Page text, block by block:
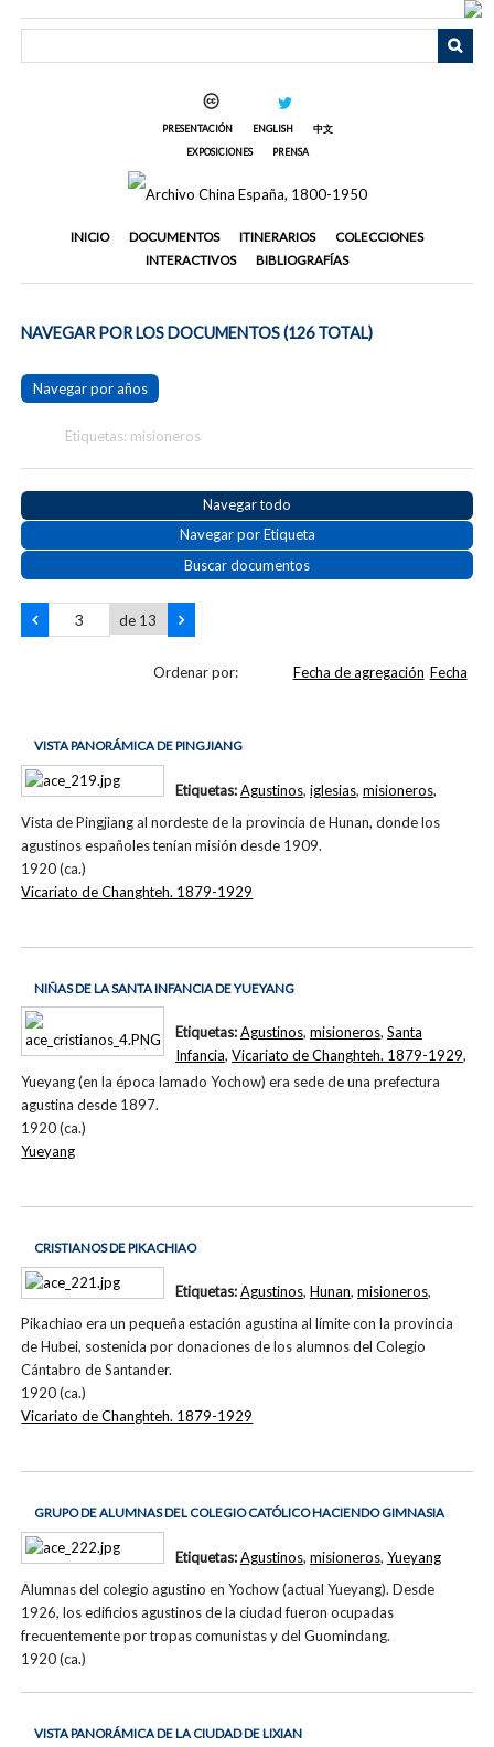
PRESENTACIÓN ENGLISH
中文
EXPOSICIONES
PRENSA
INICIO DOCUMENTOS ITINERARIOS
COLECCIONES
INTERACTIVOS
BIBLIOGRAFÍAS
NAVEGAR POR LOS DOCUMENTOS (126 TOTAL)
Navegar por años
Etiquetas: misioneros
Navegar todo
Navegar por Etiqueta
Buscar documentos
de 13
Ordenar por: Fecha de agregación Fecha
VISTA PANORÁMICA DE PINGJIANG
Vista de Pingjiang al nordeste de la provincia de Hunan, donde los
agustinos españoles tenían misión desde 1909.
1920 (ca.)
Etiquetas:Agustinos, iglesias, misioneros,
Vicariato de Changhteh. 1879-1929
NIÑAS DE LA SANTA INFANCIA DE YUEYANG
Yueyang (en la época lamado Yochow) era sede de una prefectura
agustina desde 1897.
1920 (ca.)
Etiquetas:Agustinos, misioneros, Santa
Infancia, Vicariato de Changhteh. 1879-1929,
Yueyang
CRISTIANOS DE PIKACHIAO
Pikachiao era un pequeña estación agustina al límite con la provincia
de Hubei, sostenida por donaciones de los alumnos del Colegio
Cántabro de Santander.
1920 (ca.)
Etiquetas:Agustinos, Hunan, misioneros,
Vicariato de Changhteh. 1879-1929
GRUPO DE ALUMNAS DEL COLEGIO CATÓLICO HACIENDO GIMNASIA
Alumnas del colegio agustino en Yochow (actual Yueyang). Desde
1926, los edificios agustinos de la ciudad fueron ocupadas
frecuentemente por tropas comunistas y del Guomindang.
1920 (ca.)
Etiquetas:Agustinos, misioneros, Yueyang
VISTA PANORÁMICA DE LA CIUDAD DE LIXIAN